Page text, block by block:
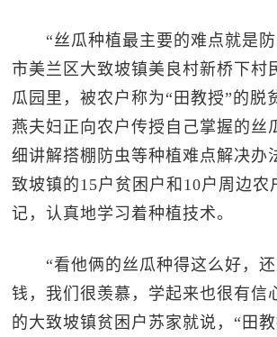
“丝瓜种植最主要的难点就是
市美兰区大致坡镇美良村新桥下村
瓜园里，被农户称为“田教授”的脱
燕夫妇正向农户传授自己掌握的丝
细讲解搭棚防虫等种植难点解决办
致坡镇的15户贫困户和10户周边农
记，认真地学习着种植技术。
“看他俩的丝瓜种得这么好，还
钱，我们很羡慕，学起来也很有信
的大致坡镇贫困户苏家就说，“田